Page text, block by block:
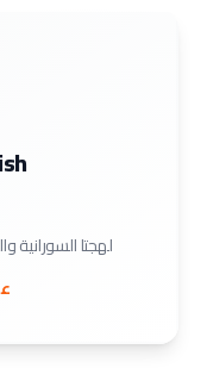
لهجتا السورانية